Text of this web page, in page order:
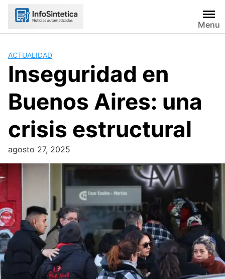
Skip
Menu
ACTUALIDAD
Inseguridad en
Buenos Aires: una
crisis estructural
agosto 27, 2025